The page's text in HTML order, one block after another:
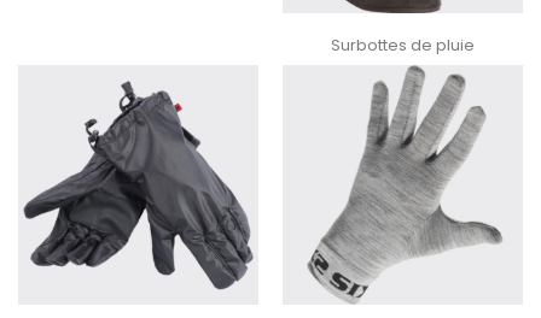
Surbottes de pluie